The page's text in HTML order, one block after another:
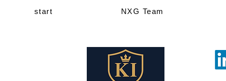
start NXG Team